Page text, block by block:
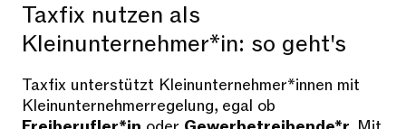
Taxfix nutzen als
Kleinunternehmer*in: so geht's
Taxfix unterstützt Kleinunternehmer*innen mit
Kleinunternehmerregelung, egal ob